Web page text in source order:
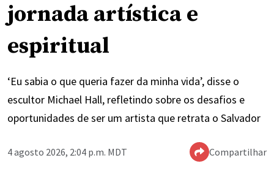
jornada artística e
espiritual
‘Eu sabia o que queria fazer da minha vida’, disse o
escultor Michael Hall, refletindo sobre os desafios e
oportunidades de ser um artista que retrata o Salvador
4 agosto 2026, 2:04 p.m. MDT Compartilhar